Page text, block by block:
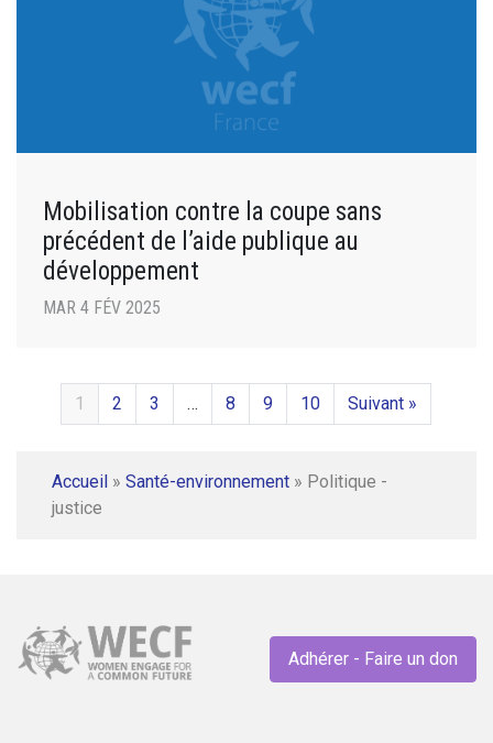
Mobilisation contre la coupe sans
précédent de l’aide publique au
développement
MAR 4 FÉV 2025
1 2 3 … 8 9 10 Suivant »
Accueil » Santé-environnement » Politique -
justice
Adhérer - Faire un don